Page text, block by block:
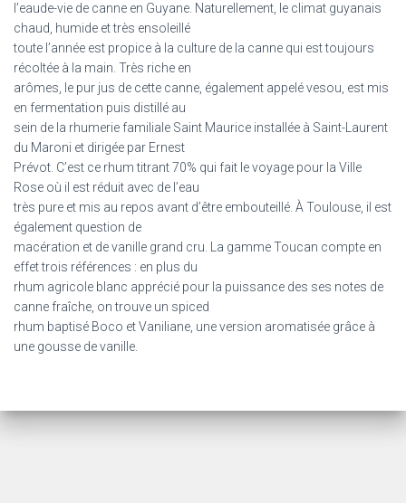
l’eaude-vie de canne en Guyane. Naturellement, le climat guyanais
chaud, humide et très ensoleillé
toute l’année est propice à la culture de la canne qui est toujours
récoltée à la main. Très riche en
arômes, le pur jus de cette canne, également appelé vesou, est mis
en fermentation puis distillé au
sein de la rhumerie familiale Saint Maurice installée à Saint-Laurent
du Maroni et dirigée par Ernest
Prévot. C’est ce rhum titrant 70% qui fait le voyage pour la Ville
Rose où il est réduit avec de l’eau
très pure et mis au repos avant d’être embouteillé. À Toulouse, il est
également question de
macération et de vanille grand cru. La gamme Toucan compte en
effet trois références : en plus du
rhum agricole blanc apprécié pour la puissance des ses notes de
canne fraîche, on trouve un spiced
rhum baptisé Boco et Vaniliane, une version aromatisée grâce à
une gousse de vanille.